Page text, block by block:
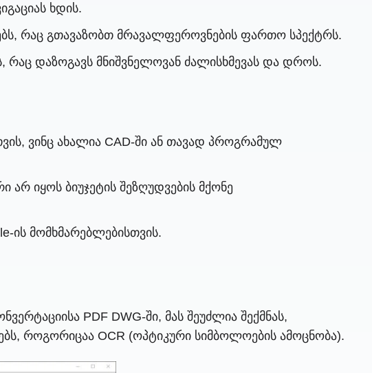
ხდის.
რაც გთავაზობთ მრავალფეროვნების ფართო სპექტრს.
დაზოგავს მნიშვნელოვან ძალისხმევას და დროს.
ვინც ახალია CAD-ში ან თავად პროგრამულ
იყოს ბიუჯეტის შეზღუდვების მქონე
ის მომხმარებლებისთვის.
PDF DWG-ში, მას შეუძლია შექმნას,
როგორიცაა OCR (ოპტიკური სიმბოლოების ამოცნობა).